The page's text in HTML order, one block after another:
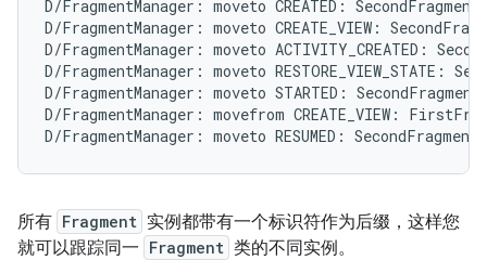
D/FragmentManager: moveto CREATED:
D/FragmentManager: moveto CREATE_VIEW:
D/FragmentManager: moveto ACTIVITY_CREATED:
D/FragmentManager: moveto RESTORE_VIEW_STATE:
D/FragmentManager: moveto STARTED:
D/FragmentManager: movefrom CREATE_VIEW:
所有 Fragment 实例都带有一个标识符作为后缀，这样您
就可以跟踪同一 Fragment 类的不同实例。